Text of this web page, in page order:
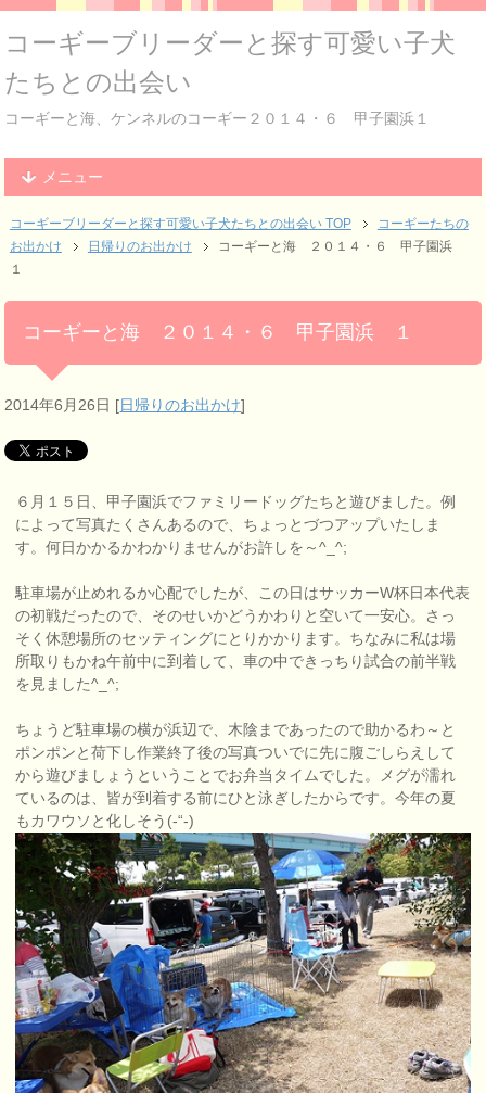
コーギーブリーダーと探す可愛い子犬
たちとの出会い
コーギーと海、ケンネルのコーギー２０１４・６ 甲子園浜１
メニュー
コーギーブリーダーと探す可愛い子犬たちとの出会い TOP
コーギーたちの
お出かけ
日帰りのお出かけ
コーギーと海 ２０１４・６ 甲子園浜
１
コーギーと海 ２０１４・６ 甲子園浜 １
2014年6月26日 [日帰りのお出かけ]
６月１５日、甲子園浜でファミリードッグたちと遊びました。例
によって写真たくさんあるので、ちょっとづつアップいたしま
す。何日かかるかわかりませんがお許しを～^_^;
駐車場が止めれるか心配でしたが、この日はサッカーW杯日本代表
の初戦だったので、そのせいかどうかわりと空いて一安心。さっ
そく休憩場所のセッティングにとりかかります。ちなみに私は場
所取りもかね午前中に到着して、車の中できっちり試合の前半戦
を見ました^_^;
ちょうど駐車場の横が浜辺で、木陰まであったので助かるわ～と
ポンポンと荷下し作業終了後の写真ついでに先に腹ごしらえして
から遊びましょうということでお弁当タイムでした。メグが濡れ
ているのは、皆が到着する前にひと泳ぎしたからです。今年の夏
もカワウソと化しそう(-“-)